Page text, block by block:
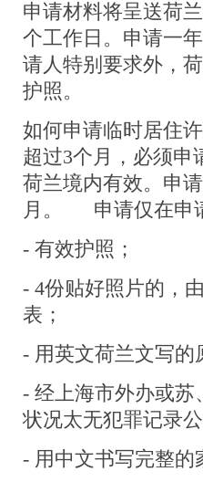
申请材料将呈送荷
个工作日。申请一
请人特别要求外，
护照。
如何申请临时居住
超过3个月，必须
荷兰境内有效。申
月。 申请仅在申
- 有效护照；
- 4份贴好照片的，
表；
- 用英文荷兰文写的
- 经上海市外办或苏
状况太无犯罪记录公
- 用中文书写完整的